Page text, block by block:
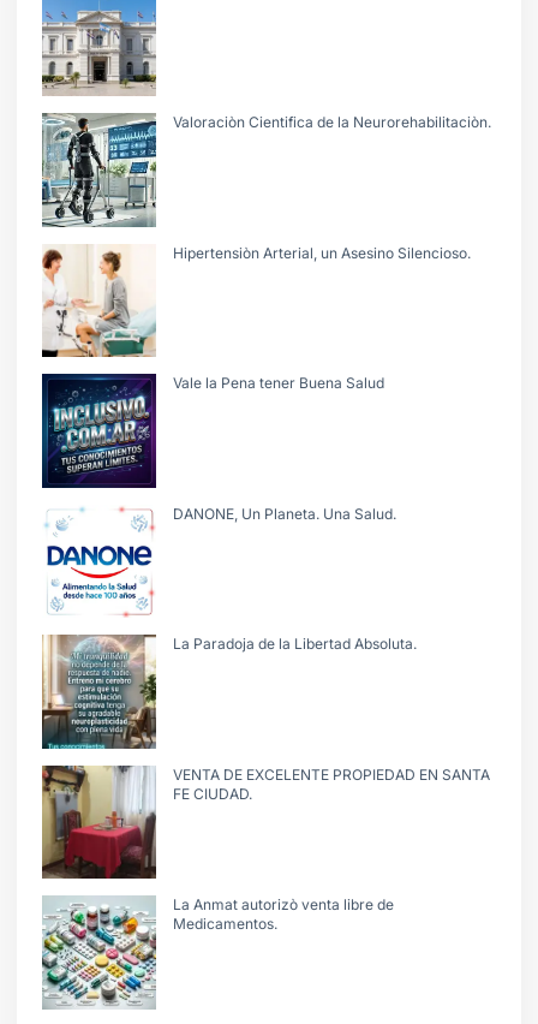
Valoraciòn Cientifica de la Neurorehabilitaciòn.
Hipertensiòn Arterial, un Asesino Silencioso.
Vale la Pena tener Buena Salud
DANONE, Un Planeta. Una Salud.
La Paradoja de la Libertad Absoluta.
VENTA DE EXCELENTE PROPIEDAD EN SANTA
FE CIUDAD.
La Anmat autorizò venta libre de
Medicamentos.